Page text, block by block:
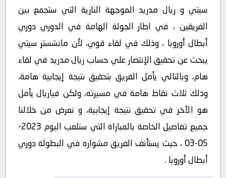
سيتي و ريال مدريد الموجهة النارية التي ستجمع بين
الفريقين ، في اطار الجولة الهامة في الدوري دوري
أبطال أوروبا ، وذلك في لقاء قوي، لأن مانشستر سيتي
يبحث عن تحقيق الإنتصار علي حساب ريال مدريد في لقاء
هام، وبالتالي يأمل الفريق بتحقيق نتيجة إيجابية هامة،
وذلك ثلاث نقاط هامة في مسيرته، ولكن فياريال يأمل
هو الآخر في تحقيق نتيجة إيجابية، و نعرض من خلالنا
جميع تفاصيل الخاصة بالمباراة التي ستلعب اليوم 2023-
05-03 ، حيث يستأنف الفريق مشواره في البطولة دوري
أبطال أوروبا .